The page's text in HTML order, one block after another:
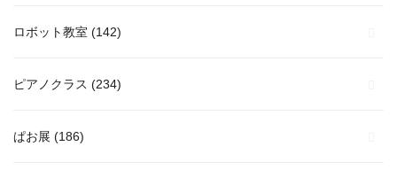
ロボット教室 (142)
ピアノクラス (234)
ぱお展 (186)